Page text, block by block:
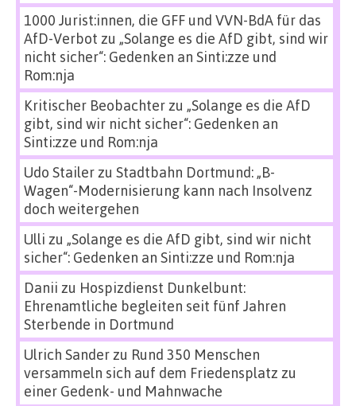
1000 Jurist:innen, die GFF und VVN-BdA für das
AfD-Verbot zu „Solange es die AfD gibt, sind wir
nicht sicher“: Gedenken an Sinti:zze und
Rom:nja
Kritischer Beobachterzu „Solange es die AfD
gibt, sind wir nicht sicher“: Gedenken an
Sinti:zze und Rom:nja
Udo Stailerzu Stadtbahn Dortmund: „B-
Wagen“-Modernisierung kann nach Insolvenz
doch weitergehen
Ulli zu „Solange es die AfD gibt, sind wir nicht
sicher“: Gedenken an Sinti:zze und Rom:nja
Danii zu Hospizdienst Dunkelbunt:
Ehrenamtliche begleiten seit fünf Jahren
Sterbende in Dortmund
Ulrich Sanderzu Rund 350 Menschen
versammeln sich auf dem Friedensplatz zu
einer Gedenk- und Mahnwache